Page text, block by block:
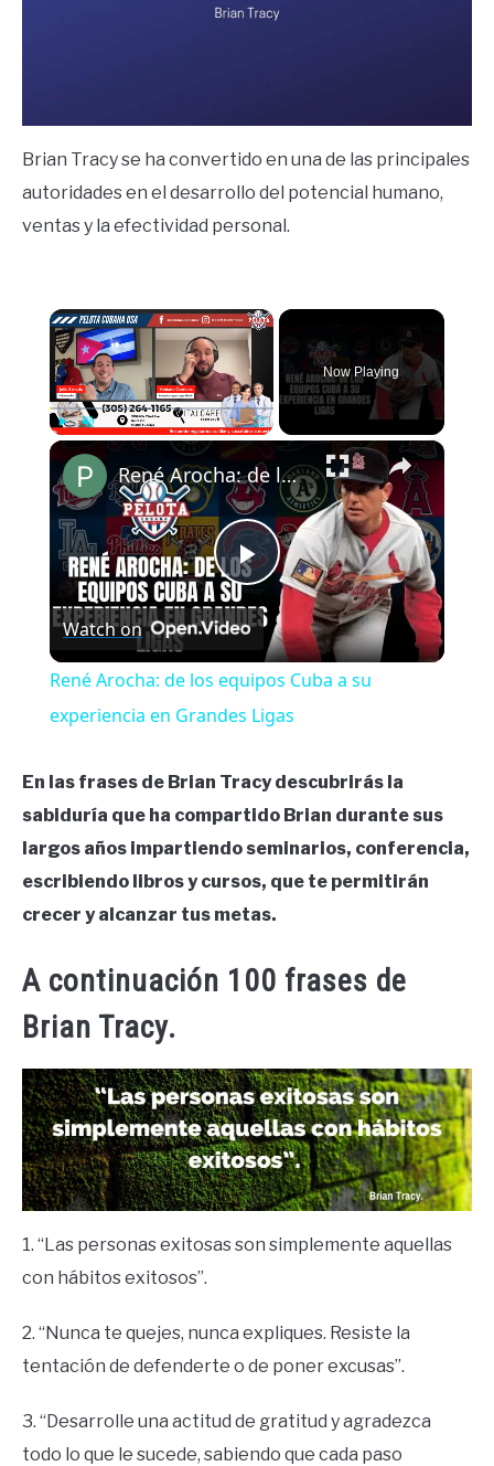
Brian Tracy se ha convertido en una de las principales
autoridades en el desarrollo del potencial humano,
ventas y la efectividad personal.
×
Now Playing
×
Play
Video
René Arocha: de los equipos Cuba a su experiencia en Grandes Ligas
Watch on
René Arocha: de los equipos Cuba a su
experiencia en Grandes Ligas
En las frases de Brian Tracy descubrirás la
sabiduría que ha compartido Brian durante sus
largos años impartiendo seminarios, conferencia,
escribiendo libros y cursos, que te permitirán
crecer y alcanzar tus metas.
A continuación 100 frases de
Brian Tracy.
1. “Las personas exitosas son simplemente aquellas
con hábitos exitosos”.
2. “Nunca te quejes, nunca expliques. Resiste la
tentación de defenderte o de poner excusas”.
3. “Desarrolle una actitud de gratitud y agradezca
todo lo que le sucede, sabiendo que cada paso